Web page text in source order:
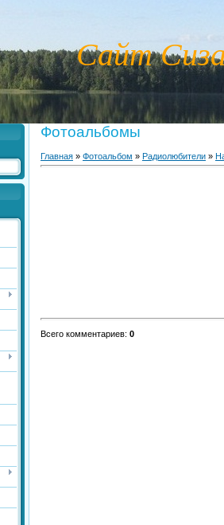
Сайт
Фотоальбомы
Главная » Фотоальбом » Радиолюбители »
Всего комментариев: 0